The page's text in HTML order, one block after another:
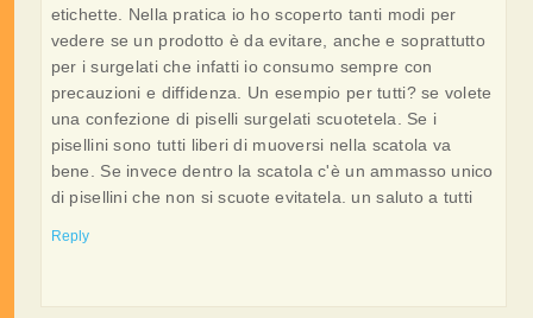
etichette. Nella pratica io ho scoperto tanti modi per
vedere se un prodotto è da evitare, anche e soprattutto
per i surgelati che infatti io consumo sempre con
precauzioni e diffidenza. Un esempio per tutti? se volete
una confezione di piselli surgelati scuotetela. Se i
pisellini sono tutti liberi di muoversi nella scatola va
bene. Se invece dentro la scatola c'è un ammasso unico
di pisellini che non si scuote evitatela. un saluto a tutti
Reply